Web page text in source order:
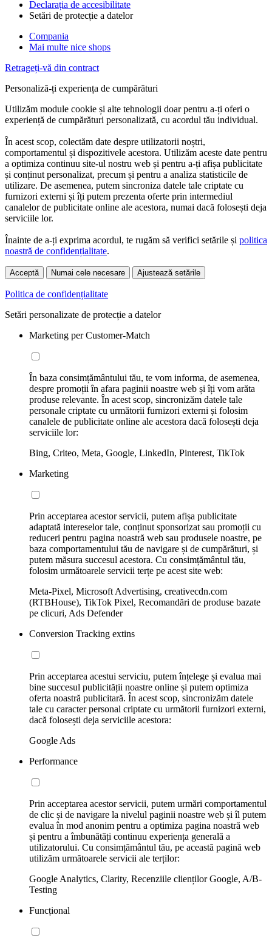
Declarația de accesibilitate
Setări de protecție a datelor
Compania
Mai multe nice shops
Retrageți-vă din contract
Personaliză-ți experiența de cumpărături
Utilizăm module cookie și alte tehnologii doar pentru a-ți oferi o
experiență de cumpărături personalizată, cu acordul tău individual.
În acest scop, colectăm date despre utilizatorii noștri,
comportamentul și dispozitivele acestora. Utilizăm aceste date pentru
a optimiza continuu site-ul nostru web și pentru a-ți afișa publicitate
și conținut personalizat, precum și pentru a analiza statisticile de
utilizare. De asemenea, putem sincroniza datele tale criptate cu
furnizori externi și îți putem prezenta oferte prin intermediul
canalelor de publicitate online ale acestora, numai dacă folosești deja
serviciile lor.
Înainte de a-ți exprima acordul, te rugăm să verifici setările și politica
noastră de confidențialitate.
Acceptă Numai cele necesare Ajustează setările
Politica de confidențialitate
Setări personalizate de protecție a datelor
Marketing per Customer-Match
În baza consimțământului tău, te vom informa, de asemenea,
despre promoții în afara paginii noastre web și îți vom arăta
produse relevante. În acest scop, sincronizăm datele tale
personale criptate cu următorii furnizori externi și folosim
canalele de publicitate online ale acestora dacă folosești deja
serviciile lor:
Bing, Criteo, Meta, Google, LinkedIn, Pinterest, TikTok
Marketing
Prin acceptarea acestor servicii, putem afișa publicitate
adaptată intereselor tale, conținut sponsorizat sau promoții cu
reduceri pentru pagina noastră web sau produsele noastre, pe
baza comportamentului tău de navigare și de cumpărături, și
putem măsura succesul acestora. Cu consimțământul tău,
folosim următoarele servicii terțe pe acest site web:
Meta-Pixel, Microsoft Advertising, creativecdn.com
(RTBHouse), TikTok Pixel, Recomandări de produse bazate
pe clicuri, Ads Defender
Conversion Tracking extins
Prin acceptarea acestui serviciu, putem înțelege și evalua mai
bine succesul publicității noastre online și putem optimiza
oferta noastră publicitară. În acest scop, sincronizăm datele
tale cu caracter personal criptate cu următorii furnizori externi,
dacă folosești deja serviciile acestora:
Google Ads
Performance
Prin acceptarea acestor servicii, putem urmări comportamentul
de clic și de navigare la nivelul paginii noastre web și îl putem
evalua în mod anonim pentru a optimiza pagina noastră web
și pentru a îmbunătăți continuu experiența generală a
utilizatorului. Cu consimțământul tău, pe această pagină web
utilizăm următoarele servicii ale terților:
Google Analytics, Clarity, Recenziile clienților Google, A/B-
Testing
Funcțional